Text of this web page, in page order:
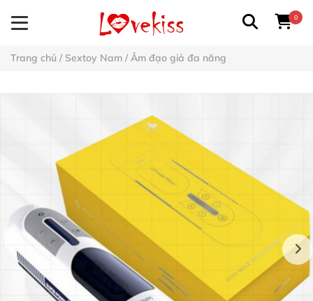
0
Trang chủ / Sextoy Nam / Âm đạo giả đa năng